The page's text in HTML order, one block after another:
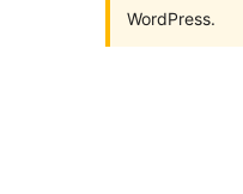
WordPress.